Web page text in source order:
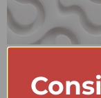
Construcción sin